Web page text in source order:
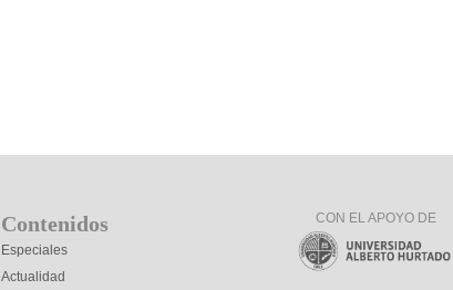
Contenidos
Especiales
Actualidad
CON EL APOYO DE